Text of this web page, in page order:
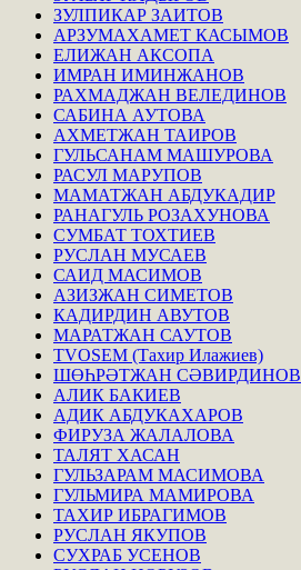
ЗУЛПИКАР ЗАИТОВ
АРЗУМАХАМЕТ КАСЫМОВ
ЕЛИЖАН АКСОПА
ИМРАН ИМИНЖАНОВ
РАХМАДЖАН ВЕЛЕДИНОВ
САБИНА АУТОВА
АХМЕТЖАН ТАИРОВ
ГУЛЬСАНАМ МАШУРОВА
РАСУЛ МАРУПОВ
МАМАТЖАН АБДУКАДИР
РАНАГУЛЬ РОЗАХУНОВА
СУМБАТ ТОХТИЕВ
РУСЛАН МУСАЕВ
САИД МАСИМОВ
АЗИЗЖАН СИМЕТОВ
КАДИРДИН АВУТОВ
МАРАТЖАН САУТОВ
TVOSEM (Тахир Илажиев)
ШӨҺРӘТЖАН СӘВИРДИНОВ
АЛИК БАКИЕВ
АДИК АБДУКАХАРОВ
ФИРУЗА ЖАЛАЛОВА
ТАЛЯТ ХАСАН
ГУЛЬЗАРАМ МАСИМОВА
ГУЛЬМИРА МАМИРОВА
ТАХИР ИБРАГИМОВ
РУСЛАН ЯКУПОВ
СУХРАБ УСЕНОВ